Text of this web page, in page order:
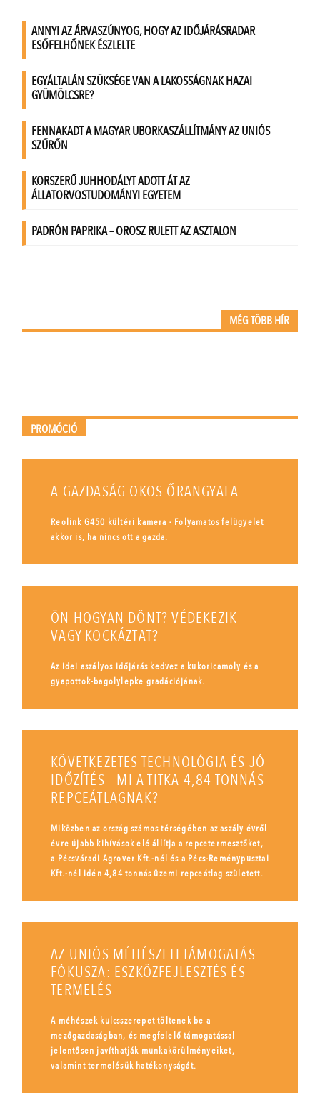
MÉG TÖBB HÍR
PROMÓCIÓ
A GAZDASÁG OKOS ŐRANGYALA
Reolink G450 kültéri kamera - Folyamatos felügyelet
akkor is, ha nincs ott a gazda.
ÖN HOGYAN DÖNT? VÉDEKEZIK
VAGY KOCKÁZTAT?
Az idei aszályos időjárás kedvez a kukoricamoly és a
gyapottok-bagolylepke gradációjának.
KÖVETKEZETES TECHNOLÓGIA ÉS JÓ
IDŐZÍTÉS - MI A TITKA 4,84 TONNÁS
REPCEÁTLAGNAK?
Miközben az ország számos térségében az aszály évről
évre újabb kihívások elé állítja a repcetermesztőket,
a Pécsváradi Agrover Kft.-nél és a Pécs-Reménypusztai
Kft.-nél idén 4,84 tonnás üzemi repceátlag született.
AZ UNIÓS MÉHÉSZETI TÁMOGATÁS
FÓKUSZA: ESZKÖZFEJLESZTÉS ÉS
TERMELÉS
A méhészek kulcsszerepet töltenek be a
mezőgazdaságban, és megfelelő támogatással
jelentősen javíthatják munkakörülményeiket,
valamint termelésük hatékonyságát.